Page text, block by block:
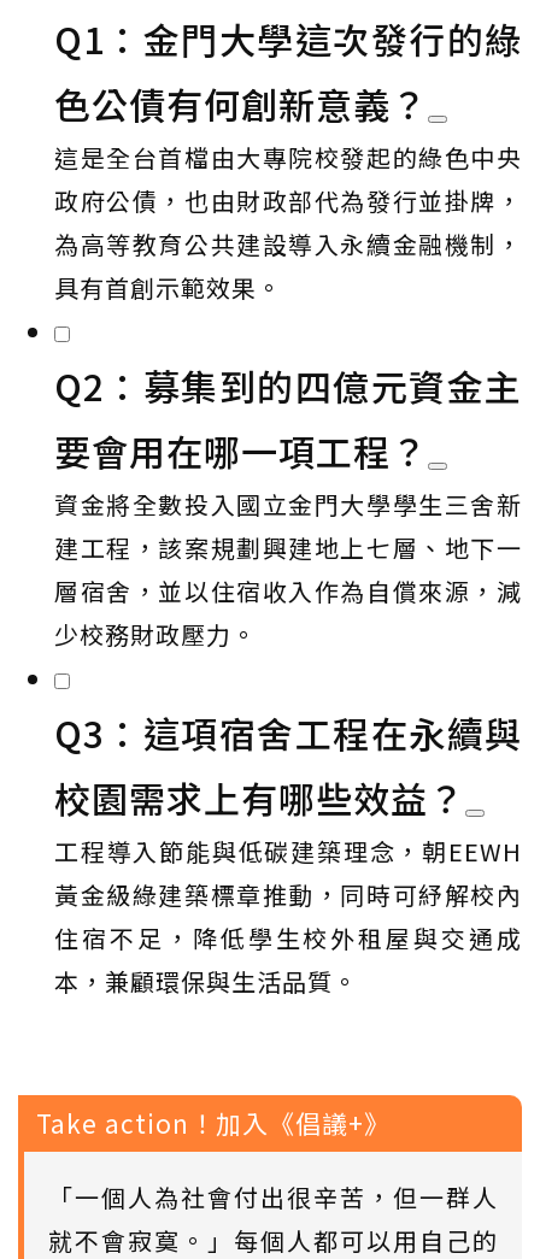
Q1：金門大學這次發行的綠
色公債有何創新意義？
這是全台首檔由大專院校發起的綠色中央
政府公債，也由財政部代為發行並掛牌，
為高等教育公共建設導入永續金融機制，
具有首創示範效果。
Q2：募集到的四億元資金主
要會用在哪一項工程？
資金將全數投入國立金門大學學生三舍新
建工程，該案規劃興建地上七層、地下一
層宿舍，並以住宿收入作為自償來源，減
少校務財政壓力。
Q3：這項宿舍工程在永續與
校園需求上有哪些效益？
工程導入節能與低碳建築理念，朝EEWH
黃金級綠建築標章推動，同時可紓解校內
住宿不足，降低學生校外租屋與交通成
本，兼顧環保與生活品質。
Take action！加入《倡議+》
「一個人為社會付出很辛苦，但一群人
就不會寂寞。」每個人都可以用自己的